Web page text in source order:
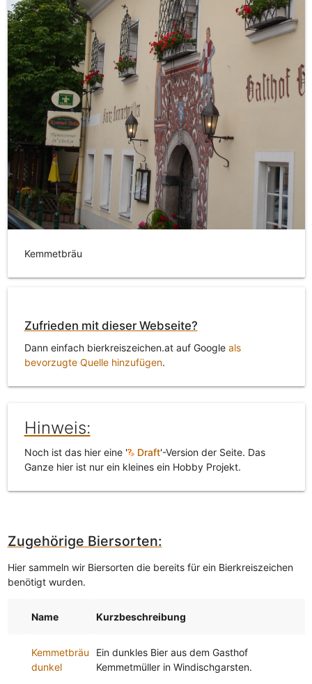
Kemmetbräu
Zufrieden mit dieser Webseite?
Dann einfach bierkreiszeichen.at auf Google als
bevorzugte Quelle hinzufügen.
Hinweis:
Noch ist das hier eine ' Draft'-Version der Seite. Das
Ganze hier ist nur ein kleines ein Hobby Projekt.
Zugehörige Biersorten:
Hier sammeln wir Biersorten die bereits für ein Bierkreiszeichen
benötigt wurden.
Name Kurzbeschreibung
Kemmetbräu
dunkel
Ein dunkles Bier aus dem Gasthof
Kemmetmüller in Windischgarsten.